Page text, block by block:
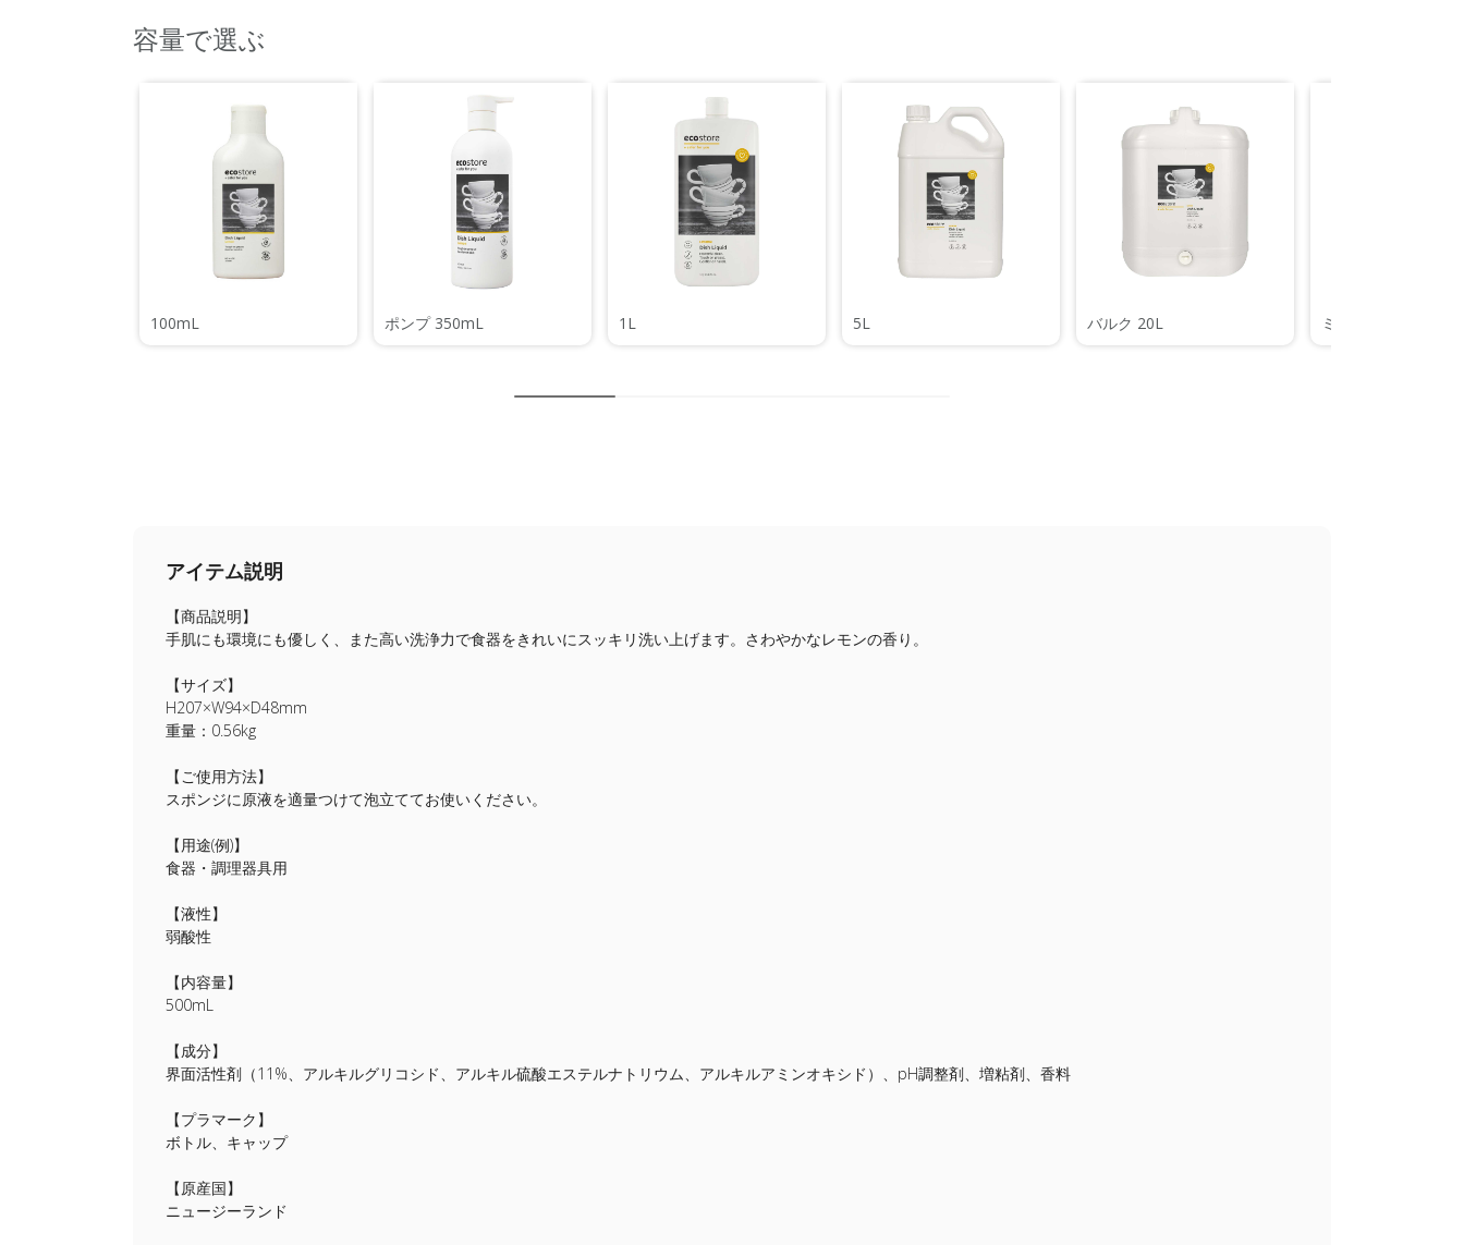
容量で選ぶ
100mL ポンプ 350mL 1L 5L バルク 20L ミニ 35mL
アイテム説明
【商品説明】
手肌にも環境にも優しく、また高い洗浄力で食器をきれいにスッキリ洗い上げます。さわやかなレモンの香り。
【サイズ】
H207×W94×D48mm
重量：0.56kg
【ご使用方法】
スポンジに原液を適量つけて泡立ててお使いください。
【用途(例)】
食器・調理器具用
【液性】
弱酸性
【内容量】
500mL
【成分】
界面活性剤（11%、アルキルグリコシド、アルキル硫酸エステルナトリウム、アルキルアミンオキシド）、pH調整剤、増粘剤、香料
【プラマーク】
ボトル、キャップ
【原産国】
ニュージーランド